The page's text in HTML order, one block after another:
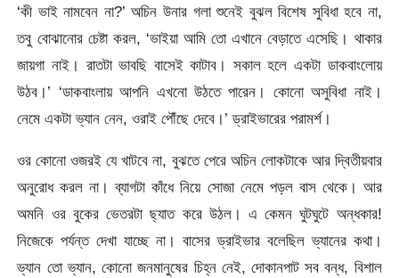
‘কী ভাই নামবেন না?’ অচিন উনার গলা শুনেই বুঝল বিশেষ সুবিধা হবে না,
তবু বোঝানোর চেষ্টা করল, ‘ভাইয়া আমি তো এখানে বেড়াতে এসেছি। থাকার
জায়গা নাই। রাতটা ভাবছি বাসেই কাটাব। সকাল হলে একটা ডাকবাংলোয়
উঠব।’ ‘ডাকবাংলায় আপনি এখনো উঠতে পারেন। কোনো অসুবিধা নাই।
নেমে একটা ভ্যান নেন, ওরাই পৌঁছে দেবে।’ ড্রাইভারের পরামর্শ।
ওর কোনো ওজরই যে খাটবে না, বুঝতে পেরে অচিন লোকটাকে আর দ্বিতীয়বার
অনুরোধ করল না। ব্যাগটা কাঁধে নিয়ে সোজা নেমে পড়ল বাস থেকে। আর
অমনি ওর বুকের ভেতরটা ছ্যাত করে উঠল। এ কেমন ঘুটঘুটে অন্ধকার!
নিজেকে পর্যন্ত দেখা যাচ্ছে না। বাসের ড্রাইভার বলেছিল ভ্যানের কথা।
ভ্যান তো ভ্যান, কোনো জনমানুষের চিহ্ন নেই, দোকানপাট সব বন্ধ, বিশাল